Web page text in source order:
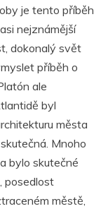
je tento příběh
nejznámější
dokonalý svět
příběh o
ale
byl
města
Mnoho
bylo skutečné
posedlost
městě,